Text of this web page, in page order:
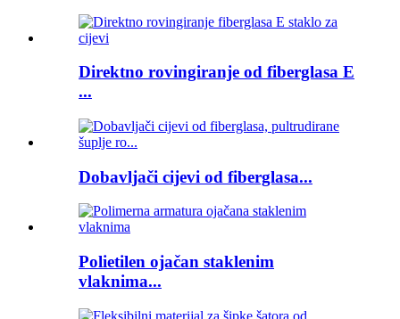
Direktno rovingiranje od fiberglasa E
...
Dobavljači cijevi od fiberglasa...
Polietilen ojačan staklenim
vlaknima...